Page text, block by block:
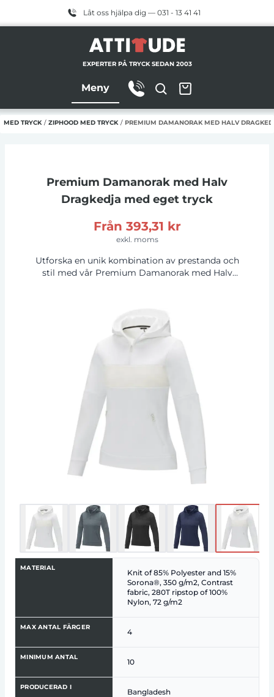
Låt oss hjälpa dig — 031 - 13 41 41
EXPERTER PÅ TRYCK SEDAN 2003
Meny
MED TRYCK / ZIPHOOD MED TRYCK / PREMIUM DAMANORAK MED HALV
Premium Damanorak med Halv
Dragkedja med eget tryck
Från 393,31 kr
exkl. moms
Utforska en unik kombination av prestanda och
stil med vår Premium Damanorak med Halv
tillåter för mångsidig användning och lager-på-
lager-styling. Tillverkad av en tjock 350 g/m²-
blandning av 85% Polyester och 15% Sorona®,
säkerställer det att du står emot elementen
medan du bevarar en stilfull silhuett. Sorona®-
fibern förhöjer miljövänligheten utan att offra
prestanda. Kontrasttyget i 280T ripstop nylon
förstärker hållbarheten och erbjuder en
ypperlig yta för branding. Denna figursydda
anorak är både funktionell och fashionabel, den
perfekta kompanjonen för både äventyr och
vardagsbruk. Välj bland 4 olika färger och gör
en säker modedeclaration.
MATERIAL
Knit of 85% Polyester and 15%
Sorona®, 350 g/m2, Contrast
fabric, 280T ripstop of 100%
Nylon, 72 g/m2
MAX ANTAL FÄRGER
4
MINIMUM ANTAL
10
PRODUCERAD I
Bangladesh